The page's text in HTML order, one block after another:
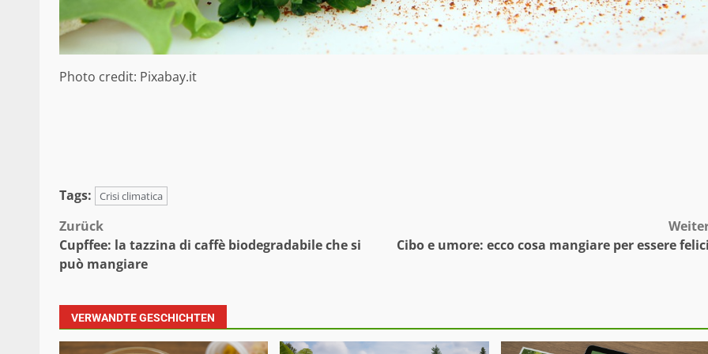
Photo credit: Pixabay.it
Tags: Crisi climatica
Beitragsnavigation
Zurück
Cupffee: la tazzina di caffè biodegradabile che si
può mangiare
Cibo e umore: ecco cosa mangiare per essere
VERWANDTE GESCHICHTEN